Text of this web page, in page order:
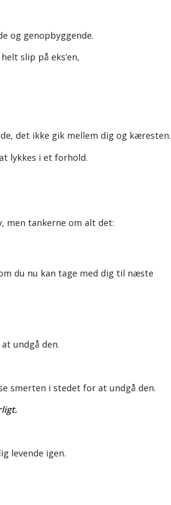
og genopbyggende.
slip på eks’en,
det ikke gik mellem dig og kæresten.
lykkes i et forhold.
men tankerne om alt det:
du nu kan tage med dig til næste
undgå den.
smerten i stedet for at undgå den.
levende igen.